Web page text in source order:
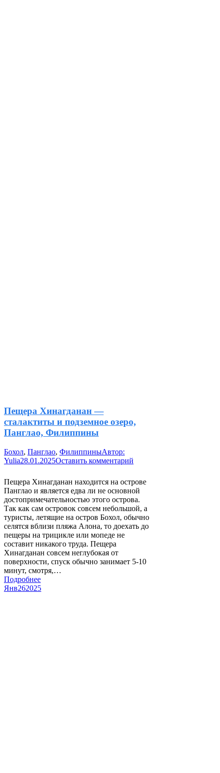
Пещера Хинагданан —
сталактиты и подземное озеро,
Панглао, Филиппины
Бохол, Панглао, ФилиппиныАвтор:
Yulia28.01.2025Оставить комментарий
Пещера Хинагданан находится на острове
Панглао и является едва ли не основной
достопримечательностью этого острова.
Так как сам островок совсем небольшой, а
туристы, летящие на остров Бохол, обычно
селятся вблизи пляжа Алона, то доехать до
пещеры на трицикле или мопеде не
составит никакого труда. Пещера
Хинагданан совсем неглубокая от
поверхности, спуск обычно занимает 5-10
минут, смотря,…
Подробнее
Янв262025